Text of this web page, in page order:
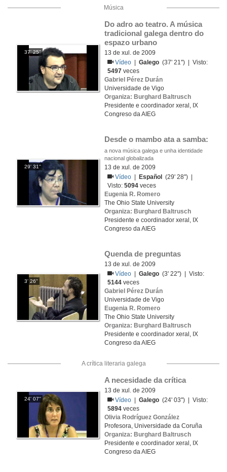
Música
37' 25''
Do adro ao teatro. A música
tradicional galega dentro do
espazo urbano
13 de xul. de 2009
Vídeo
|Galego (37' 21'') | Visto:
5497 veces
Gabriel Pérez Durán
Universidade de Vigo
Organiza: Burghard Baltrusch
Presidente e coordinador xeral, IX
Congreso da AIEG
29' 31''
Desde o mambo ata a samba:
a nova música galega e unha identidade
nacional globalizada
13 de xul. de 2009
Vídeo
Español
(29' 28'') |
Visto:5094 veces
Eugenia R. Romero
The Ohio State University
Organiza: Burghard Baltrusch
Presidente e coordinador xeral, IX
Congreso da AIEG
3' 26''
Quenda de preguntas
13 de xul. de 2009
Vídeo
|Galego (3' 22'') | Visto:
5144 veces
Gabriel Pérez Durán
Universidade de Vigo
Eugenia R. Romero
The Ohio State University
Organiza: Burghard Baltrusch
Presidente e coordinador xeral, IX
Congreso da AIEG
A crítica literaria galega
24' 07''
A necesidade da crítica
13 de xul. de 2009
Vídeo
|Galego (24' 03'') | Visto:
5894 veces
Olivia Rodríguez González
Profesora, Universidade da Coruña
Organiza: Burghard Baltrusch
Presidente e coordinador xeral, IX
Congreso da AIEG